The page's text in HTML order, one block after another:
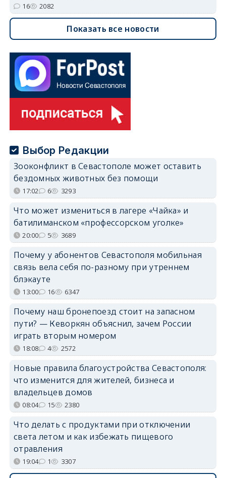
16 2082
Показать все новости
Выбор Редакции
Зооконфликт в Севастополе может оставить
бездомных животных без помощи
17:02 6 3293
Что может измениться в лагере «Чайка» и
батилиманском «профессорском уголке»
20:00 5 3689
Почему у абонентов Севастополя мобильная
связь вела себя по-разному при утреннем
блэкауте
13:00 16 6347
Почему наш бронепоезд стоит на запасном
пути? — Кеворкян объяснил, зачем России
играть вторым номером
18:08 4 2572
Новые правила благоустройства Севастополя:
что изменится для жителей, бизнеса и
владельцев домов
08:04 15 2380
Что делать с продуктами при отключении
света летом и как избежать пищевого
отравления
19:04 1 3307